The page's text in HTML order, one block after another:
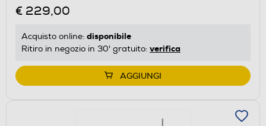
€ 229,00
Acquisto online: disponibile
Ritiro in negozio in 30' gratuito: verifica
AGGIUNGI